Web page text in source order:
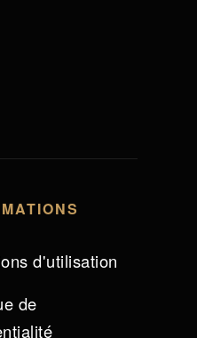
d'utilisation
de